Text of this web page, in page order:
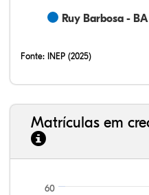
Ruy Barbosa - BA
Fonte: INEP (2025)
Matrículas em
60 8,98%
16,98%
0,40%
70,62%
0,62%
2,40%
33,06%
7,95%
0,46%
55,81%
1,22%
1,50%